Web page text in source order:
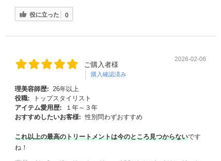
役に立った 0
ご購入者様
購入確認済み
2026-02-06
理美容師歴: 26年以上
役職:
トップスタイリスト
アイテム愛用歴:
１年～３年
おすすめしたいお客様: 性別問わずおすすめ
これ以上の最高のトリートメントは今のところ見つからないです
ね！